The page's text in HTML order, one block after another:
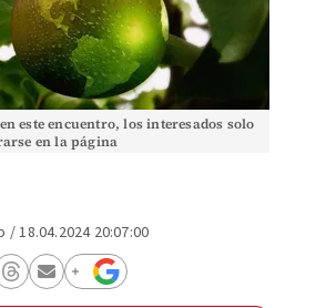
este encuentro, los interesados solo
en la página
/18.04.2024 20:07:00